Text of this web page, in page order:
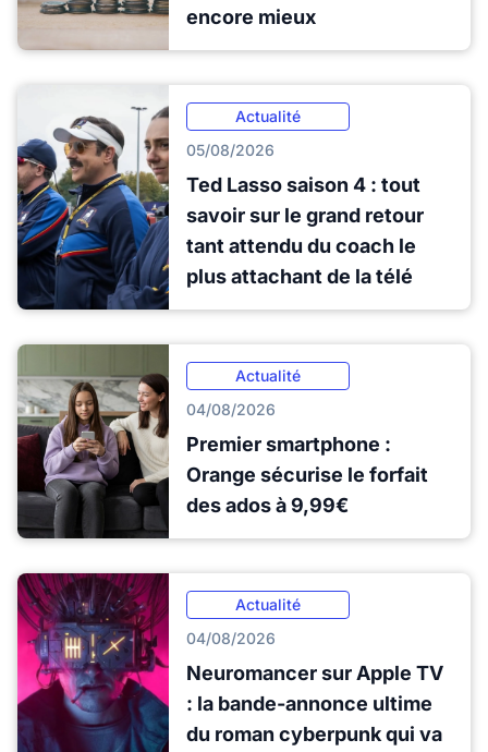
encore mieux
Actualité
05/08/2026
Ted Lasso saison 4 : tout
savoir sur le grand retour
tant attendu du coach le
plus attachant de la télé
Actualité
04/08/2026
Premier smartphone :
Orange sécurise le forfait
des ados à 9,99€
Actualité
04/08/2026
Neuromancer sur Apple TV
: la bande-annonce ultime
du roman cyberpunk qui va